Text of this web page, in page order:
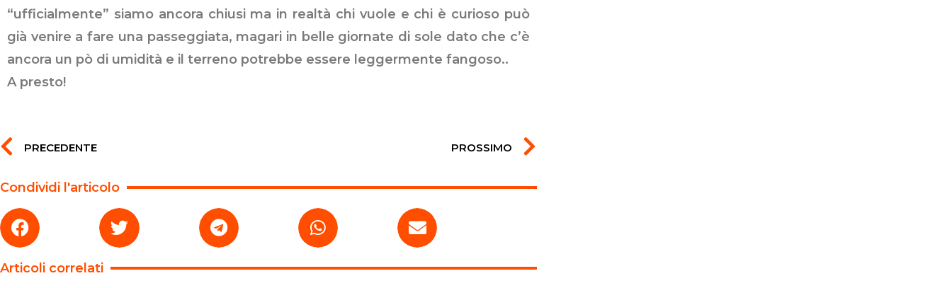
“ufficialmente” siamo ancora chiusi ma in realtà chi vuole e chi è curioso può
già venire a fare una passeggiata, magari in belle giornate di sole dato che c’è
ancora un pò di umidità e il terreno potrebbe essere leggermente fangoso..
A presto!
PRECEDENTE PROSSIMO
Condividi l'articolo
Articoli correlati